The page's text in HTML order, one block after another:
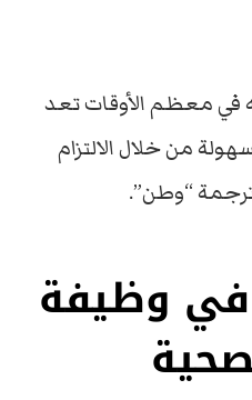
في معظم الأوقات تعد
من خلال الالتزام
“وطن”.
في وظيفة